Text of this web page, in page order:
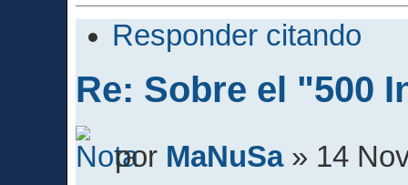
Responder citando
Re: Sobre el "500
por MaNuSa» 14